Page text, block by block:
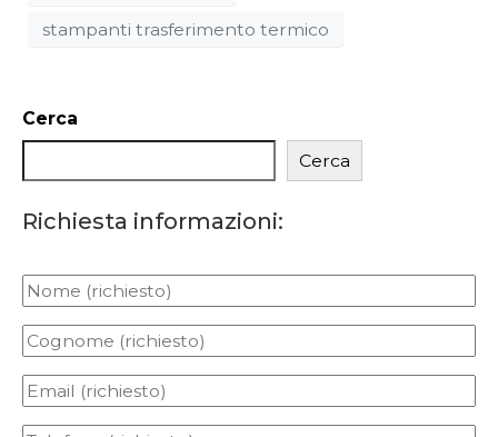
stampanti trasferimento termico
Cerca
Cerca
Richiesta informazioni: